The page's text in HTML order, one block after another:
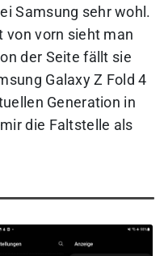
Samsung sehr wohl.
von vorn sieht man
der Seite fällt sie
Galaxy Z Fold 4
Generation in
die Faltstelle als